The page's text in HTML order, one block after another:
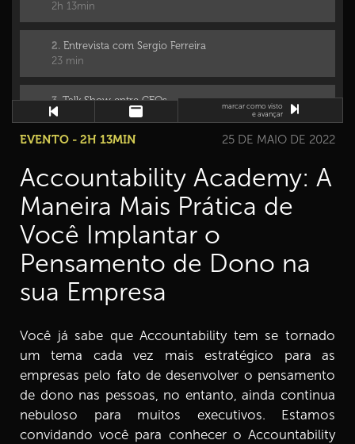
2h 13min
2. Entrevista com Sergio Ferreira
23 min
3.Talk Show entre CEOs
44 min
marcar como visto
e avançar
EVENTO - 2H 13MIN 25 DE MAIO DE 2022
Accountability Academy: A
Maneira Mais Prática de
Você Implantar o
Pensamento de Dono na
sua Empresa
Você já sabe que Accountability tem se tornado
um tema cada vez mais estratégico para as
empresas pelo fato de desenvolver o pensamento
de dono nas pessoas, no entanto, ainda continua
nebuloso para muitos executivos. Estamos
convidando você para conhecer o Accountability